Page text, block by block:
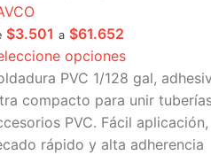
$3.501 a $61.652
opciones
PVC 1/128 gal,
compacto para unir
PVC. Fácil aplicación,
rápido y alta adherencia